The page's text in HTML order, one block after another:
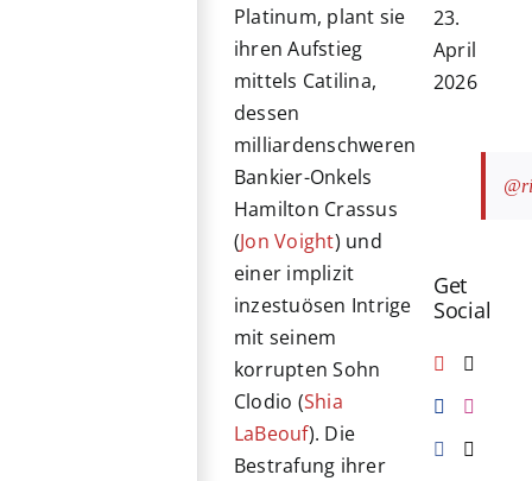
Platinum, plant sie
ihren Aufstieg
mittels Catilina,
dessen
milliardenschweren
Bankier-Onkels
Hamilton Crassus
(Jon Voight) und
einer implizit
inzestuösen Intrige
mit seinem
korrupten Sohn
Clodio (Shia
LaBeouf). Die
Bestrafung ihrer
23.
April
2026
Get
Social